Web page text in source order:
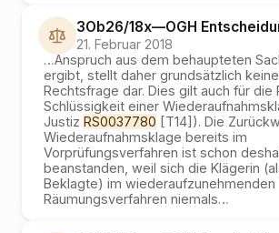
3Ob26/18x—OGH
21. Februar 2018
…Anspruch aus dem behaupteten
ergibt, stellt daher grundsätzlich
Rechtsfrage dar. Dies gilt auch für die
Schlüssigkeit einer
Justiz RS0037780 [T14]). Die
Wiederaufnahmsklage bereits im
Vorprüfungsverfahren ist schon
beanstanden, weil sich die Klägerin
Beklagte) im wiederaufzunehmenden
Räumungsverfahren niemals…